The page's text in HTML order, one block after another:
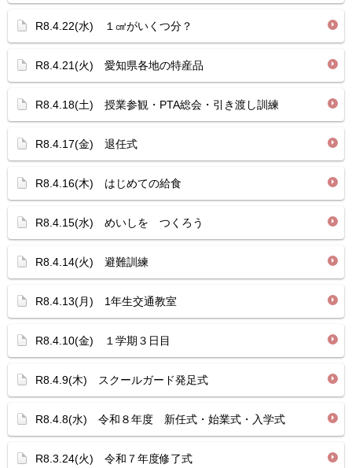
R8.4.22(水) １㎤がいくつ分？
R8.4.21(火) 愛知県各地の特産品
R8.4.18(土) 授業参観・PTA総会・引き渡し訓練
R8.4.17(金) 退任式
R8.4.16(木) はじめての給食
R8.4.15(水) めいしを つくろう
R8.4.14(火) 避難訓練
R8.4.13(月) 1年生交通教室
R8.4.10(金) １学期３日目
R8.4.9(木) スクールガード発足式
R8.4.8(水) 令和８年度 新任式・始業式・入学式
R8.3.24(火) 令和７年度修了式